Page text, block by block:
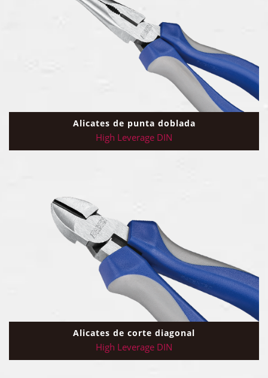
Alicates de punta doblada
High Leverage DIN
Alicates de corte diagonal
High Leverage DIN